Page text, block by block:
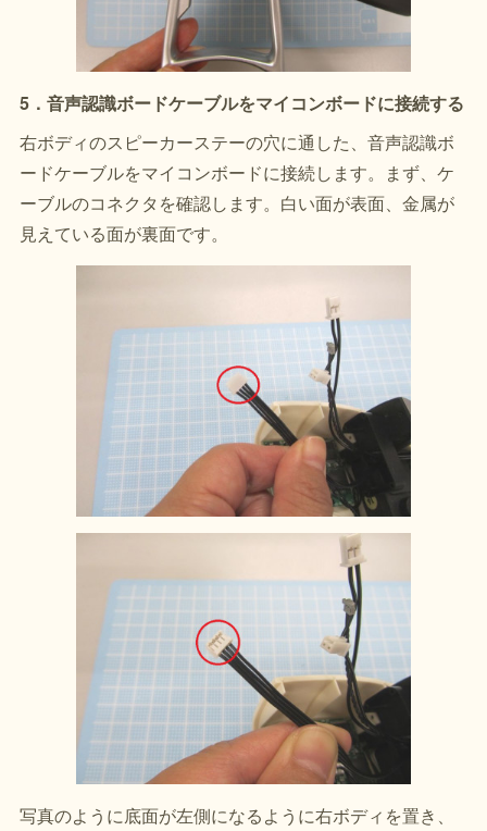
5．音声認識ボードケーブルをマイコンボードに接続する
右ボディのスピーカーステーの穴に通した、音声認識ボ
ードケーブルをマイコンボードに接続します。まず、ケ
ーブルのコネクタを確認します。白い面が表面、金属が
見えている面が裏面です。
写真のように底面が左側になるように右ボディを置き、